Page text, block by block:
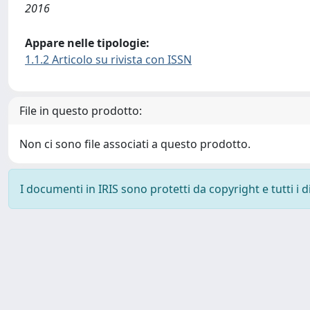
2016
Appare nelle tipologie:
1.1.2 Articolo su rivista con ISSN
File in questo prodotto:
Non ci sono file associati a questo prodotto.
I documenti in IRIS sono protetti da copyright e tutti i